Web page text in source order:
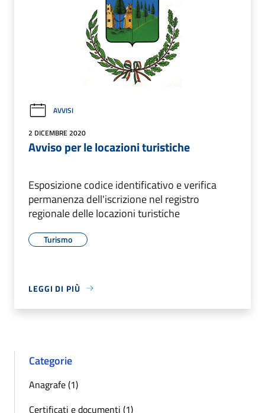
AVVISI
2 DICEMBRE 2020
Avviso per le locazioni turistiche
Esposizione codice identificativo e verifica
permanenza dell'iscrizione nel registro
regionale delle locazioni turistiche
Turismo
LEGGI DI PIÙ
Categorie
Anagrafe (1)
Certificati e documenti (1)